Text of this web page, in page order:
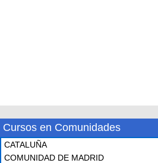
Cursos en Comunidades
CATALUÑA
COMUNIDAD DE MADRID